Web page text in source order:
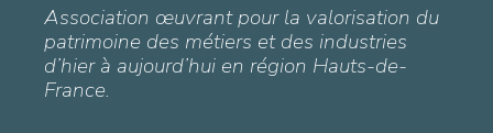
Association œuvrant pour la valorisation du
patrimoine des métiers et des industries
d’hier à aujourd’hui en région Hauts-de-
France.